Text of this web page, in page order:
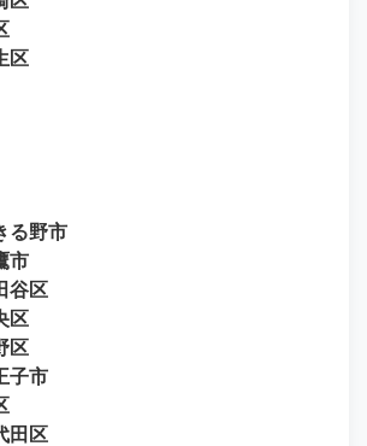
区
る野市
市
谷区
区
区
子市
田区